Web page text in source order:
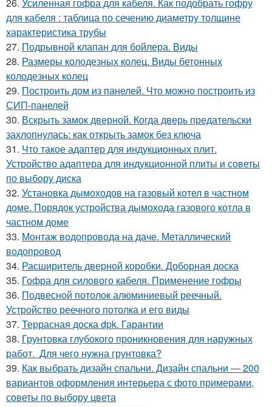
для кабеля : таблица по сечению диаметру толщине
характеристика трубы
27. Подрывной клапан для бойлера. Виды
28. Размеры колодезных колец. Виды бетонных
колодезных колец
29. Построить дом из панелей. Что можно построить из
СИП-панелей
30. Вскрыть замок дверной. Когда дверь предательски
захлопнулась: как открыть замок без ключа
31. Что такое адаптер для индукционных плит.
Устройство адаптера для индукционной плиты и советы
по выбору диска
32. Установка дымоходов на газовый котел в частном
доме. Порядок устройства дымохода газового котла в
частном доме
33. Монтаж водопровода на даче. Металлический
водопровод
34. Расширитель дверной коробки. Доборная доска
35. Гофра для силового кабеля. Применение гофры
36. Подвесной потолок алюминиевый реечный.
Устройство реечного потолка и его виды
37. Террасная доска dpk. Гарантии
38. Грунтовка глубокого проникновения для наружных
работ. Для чего нужна грунтовка?
39. Как выбрать дизайн спальни. Дизайн спальни — 200
вариантов оформления интерьера с фото примерами,
советы по выбору цвета